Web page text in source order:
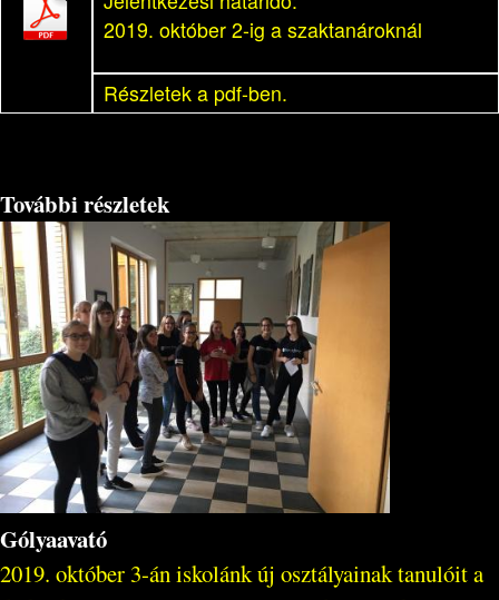
2019. október 2-ig a szaktanároknál
Részletek a pdf-ben.
További részletek
Gólyaavató
2019. október 3-án iskolánk új osztályainak tanulóit a